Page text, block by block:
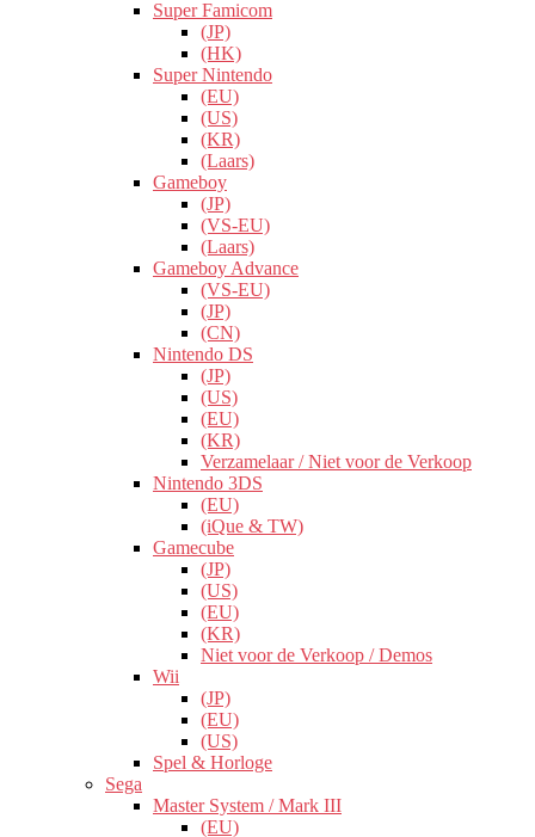
Super Famicom
(JP)
(HK)
Super Nintendo
(EU)
(US)
(KR)
(Laars)
Gameboy
(JP)
(VS-EU)
(Laars)
Gameboy Advance
(VS-EU)
(JP)
(CN)
Nintendo DS
(JP)
(US)
(EU)
(KR)
Verzamelaar / Niet voor de Verkoop
Nintendo 3DS
(EU)
(iQue & TW)
Gamecube
(JP)
(US)
(EU)
(KR)
Niet voor de Verkoop / Demos
Wii
(JP)
(EU)
(US)
Spel & Horloge
Sega
Master System / Mark III
(EU)